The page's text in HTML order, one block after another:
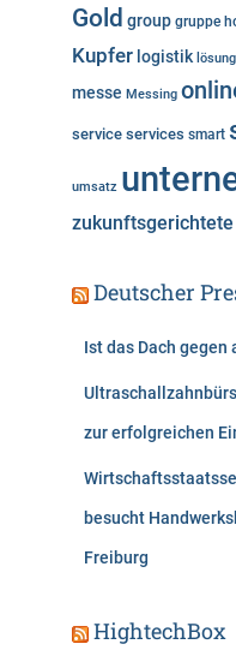
Gold group gruppe
Kupfer logistik lösung
messe Messing
service services smart
umsatz
zukunftsgerichtete
Deutscher
Ist das Dach
zur erfolgreichen
besucht
Freiburg
HightechBox